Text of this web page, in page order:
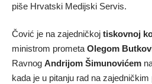
piše Hrvatski Medijski Servis.
Čović je na zajedničkoj tiskovnoj
ministrom prometa Olegom
Ravnog Andrijom Šimunovićem
kada je u pitanju rad na